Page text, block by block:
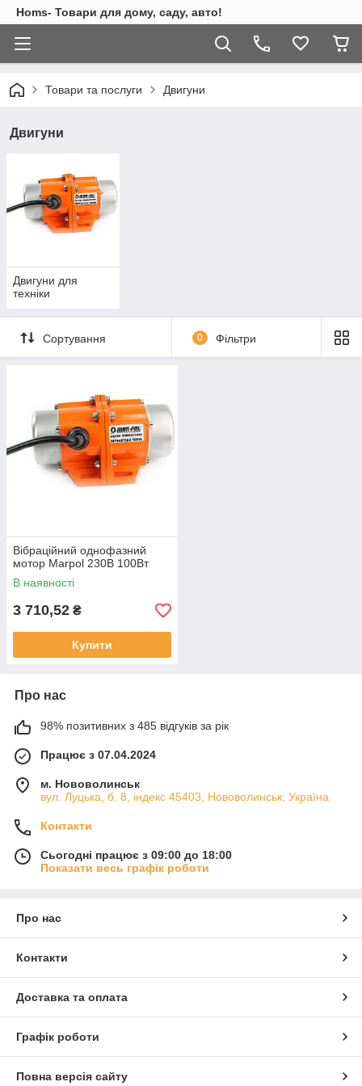
Homs- Товари для дому, саду, авто!
Товари та послуги Двигуни
Двигуни
Двигуни для
техніки
Сортування 0 Фільтри
Вібраційний однофазний
мотор Marpol 230В 100Вт
В наявності
3 710,52 ₴
Купити
Про нас
98% позитивних з 485 відгуків за рік
Працює з 07.04.2024
м. Нововолинськ
вул. Луцька, б. 8, індекс 45403, Нововолинськ, Україна
Контакти
Сьогодні працює з 09:00 до 18:00
Показати весь графік роботи
Про нас
Контакти
Доставка та оплата
Графік роботи
Повна версія сайту